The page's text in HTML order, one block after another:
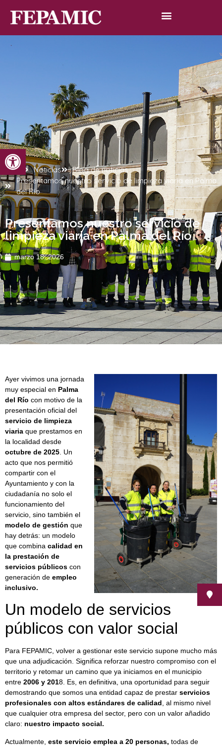
Abrir barra de herramientas
Inicio Noticias
Blog de noticias
Presentamos nuestro servicio de limpieza viaria en Palma
del Río
Presentamos nuestro servicio de
limpieza viaria en Palma del Río
marzo 18, 2026
Ayer vivimos una jornada
muy especial en Palma
del Río con motivo de la
presentación oficial del
servicio de limpieza
viaria que prestamos en
la localidad desde
octubre de 2025 . Un
acto que nos permitió
compartir con el
Ayuntamiento y con la
ciudadanía no solo el
funcionamiento del
servicio, sino también el
modelo de gestión que
hay detrás: un modelo
que combina calidad en
la prestación de
servicios públicos con
generación de empleo
inclusivo.
Un modelo de servicios
públicos con valor social
Para FEPAMIC, volver a gestionar este servicio supone mucho más
que una adjudicación. Significa reforzar nuestro compromiso con el
territorio y retomar un camino que ya iniciamos en el municipio
entre 2006 y 2018. Es, en definitiva, una oportunidad para seguir
demostrando que somos una entidad capaz de prestar servicios
profesionales con altos estándares de calidad, al mismo nivel
que cualquier otra empresa del sector, pero con un valor añadido
claro: nuestro impacto social.
Actualmente, este servicio emplea a 20 personas, todas de